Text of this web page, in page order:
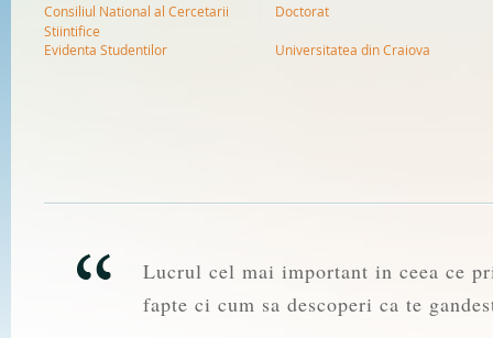
Consiliul National al Cercetarii
Stiintifice
Doctorat
Evidenta Studentilor Universitatea din Craiova
Lucrul cel mai important in ceea ce
fapte ci cum sa descoperi ca te